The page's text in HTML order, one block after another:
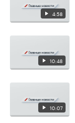
4:58
10:48
10:07